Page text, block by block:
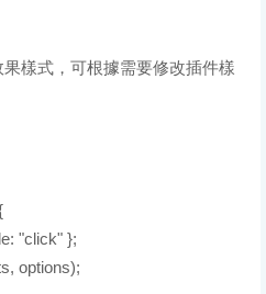
樣式，可根據需要修改插件樣
"click" };
options);